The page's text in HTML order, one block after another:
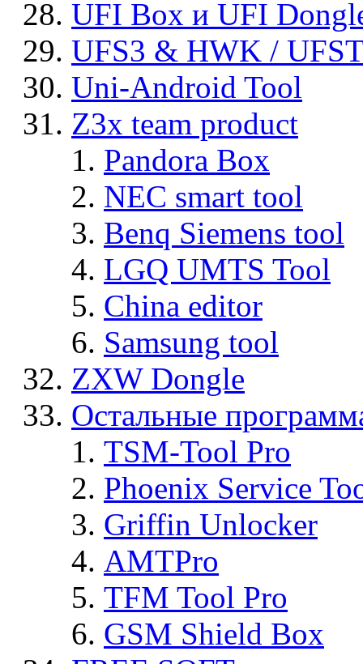
UFI Box и UFI
UFS3 & HWK /
Uni-Android Tool
Z3x team product
Pandora Box
NEC smart tool
Benq Siemens tool
LGQ UMTS Tool
China editor
Samsung tool
ZXW Dongle
Остальные
TSM-Tool Pro
Phoenix Service
Griffin Unlocker
AMTPro
TFM Tool Pro
GSM Shield Box